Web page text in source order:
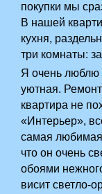
покупки мы
В нашей
кухня,
три комнаты:
Я очень люблю
уютная.
квартира не
«Интерьер»,
самая любимая
что он очень
обоями
висит светло-